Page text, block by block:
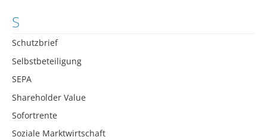
S
Schutzbrief
Selbstbeteiligung
SEPA
Shareholder Value
Sofortrente
Soziale Marktwirtschaft